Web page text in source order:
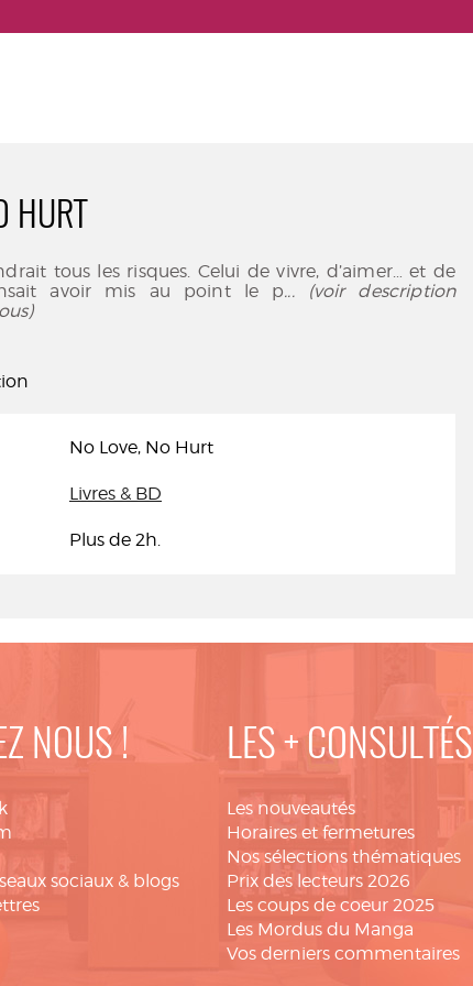
HURT
tous les risques. Celui de vivre, d’aimer… et de
avoir mis au point le p... (voir description
No Love, No Hurt
Livres & BD
Plus de 2h.
NOUS !
sociaux & blogs
LES + CONSULTÉS
Les nouveautés
Horaires et fermetures
Nos sélections thématiques
Prix des lecteurs 2026
Les coups de coeur 2025
Les Mordus du Manga
Vos derniers commentaires